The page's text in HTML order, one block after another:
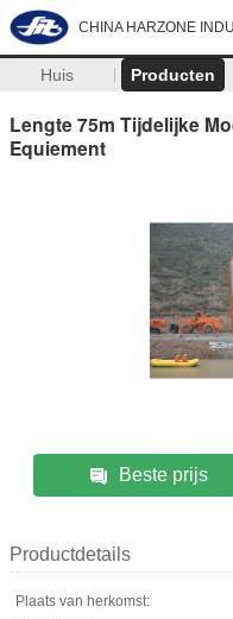
CHINA HARZONE
Huis Producten
Lengte 75m Tijdelijke
Equiement
Beste prijs
Productdetails
Plaats van herkomst: